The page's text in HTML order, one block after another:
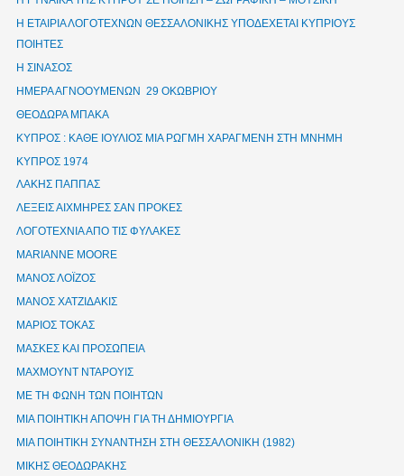
Η ΕΤΑΙΡΙΑ ΛΟΓΟΤΕΧΝΩΝ ΘΕΣΣΑΛΟΝΙΚΗΣ ΥΠΟΔΕΧΕΤΑΙ ΚΥΠΡΙΟΥΣ
ΠΟΙΗΤΕΣ
Η ΣΙΝΑΣΟΣ
ΗΜΕΡΑ ΑΓΝΟΟΥΜΕΝΩΝ 29 ΟΚΩΒΡΙΟΥ
ΘΕΟΔΩΡΑ ΜΠΑΚΑ
ΚΥΠΡΟΣ : ΚΑΘΕ ΙΟΥΛΙΟΣ ΜΙΑ ΡΩΓΜΗ ΧΑΡΑΓΜΕΝΗ ΣΤΗ ΜΝΗΜΗ
ΚΥΠΡΟΣ 1974
ΛΑΚΗΣ ΠΑΠΠΑΣ
ΛΕΞΕΙΣ ΑΙΧΜΗΡΕΣ ΣΑΝ ΠΡΟΚΕΣ
ΛΟΓΟΤΕΧΝΙΑ ΑΠΟ ΤΙΣ ΦΥΛΑΚΕΣ
ΜΑRIANNE MOORE
ΜΑΝΟΣ ΛΟΪΖΟΣ
ΜΑΝΟΣ ΧΑΤΖΙΔΑΚΙΣ
ΜΑΡΙΟΣ ΤΟΚΑΣ
ΜΑΣΚΕΣ ΚΑΙ ΠΡΟΣΩΠΕΙΑ
ΜΑΧΜΟΥΝΤ ΝΤΑΡΟΥΙΣ
ΜΕ ΤΗ ΦΩΝΗ ΤΩΝ ΠΟΙΗΤΩΝ
ΜΙΑ ΠΟΙΗΤΙΚΗ ΑΠΟΨΗ ΓΙΑ ΤΗ ΔΗΜΙΟΥΡΓΙΑ
ΜΙΑ ΠΟΙΗΤΙΚΗ ΣΥΝΑΝΤΗΣΗ ΣΤΗ ΘΕΣΣΑΛΟΝΙΚΗ (1982)
ΜΙΚΗΣ ΘΕΟΔΩΡΑΚΗΣ